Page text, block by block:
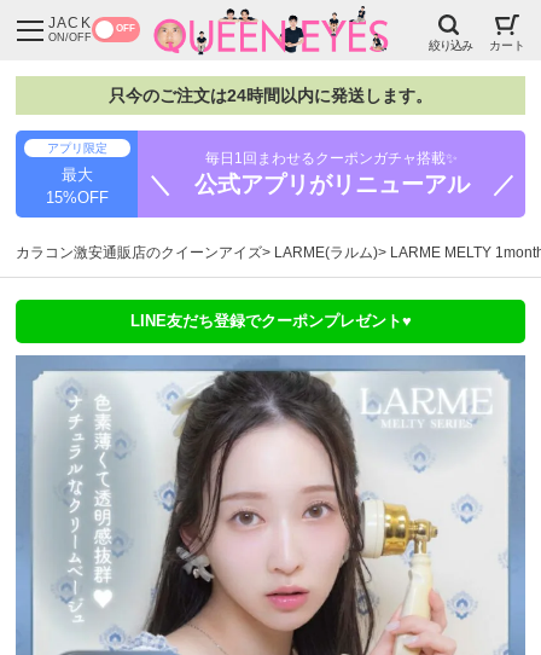
JACK
ON/OFF
OFF
絞り込み カート
只今のご注文は24時間以内に発送します。
アプリ限定
最大
15%OFF
毎日1回まわせるクーポンガチャ搭載✨
＼ 公式アプリがリニューアル ／
カラコン激安通販店のクイーンアイズ LARME(ラルム) LARME MELTY
LINE友だち登録でクーポンプレゼント♥